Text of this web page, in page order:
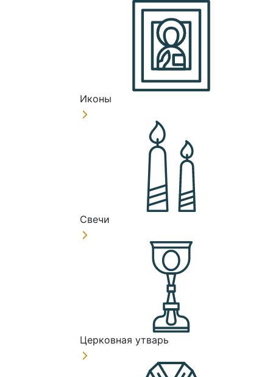
Иконы
Свечи
Церковная утварь